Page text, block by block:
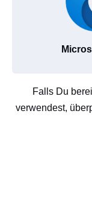
Falls Du
verwendest,